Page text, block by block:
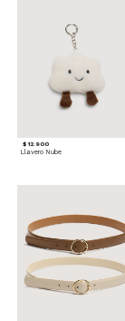
$ 12.900
Llavero Nube